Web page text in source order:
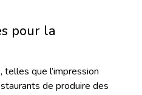
pour la
que l’impression
de produire des